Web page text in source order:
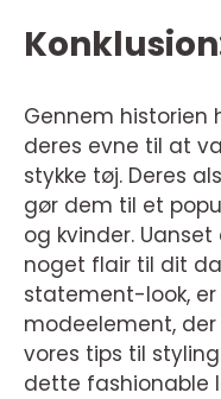
Gennem historien
deres evne til at
stykke tøj. Deres
gør dem til et
og kvinder.
noget flair til dit
statement-look,
modeelement,
vores tips til
dette fashionable